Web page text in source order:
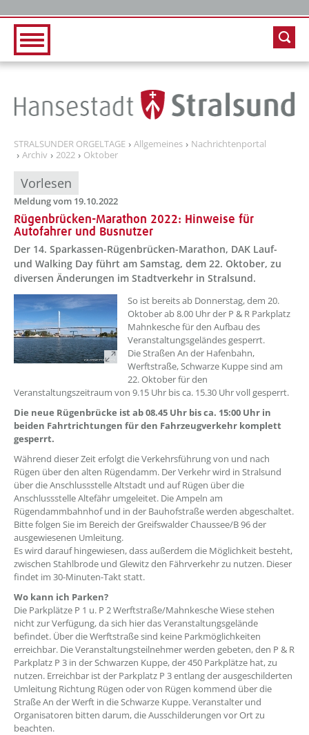
STRALSUNDER ORGELTAGE Allgemeines
Nachrichtenportal
Archiv
2022 Oktober
Vorlesen
Meldung vom 19.10.2022
Rügenbrücken-Marathon 2022: Hinweise für
Autofahrer und Busnutzer
Der 14. Sparkassen-Rügenbrücken-Marathon, DAK Lauf-
und Walking Day führt am Samstag, dem 22. Oktober, zu
diversen Änderungen im Stadtverkehr in Stralsund.
??? absaetzeOben[1]/titel ???
So ist bereits ab Donnerstag, dem 20.
Oktober ab 8.00 Uhr der P & R Parkplatz
Mahnkesche für den Aufbau des
Veranstaltungsgeländes gesperrt.
Die Straßen An der Hafenbahn,
Werftstraße, Schwarze Kuppe sind am
22. Oktober für den
Veranstaltungszeitraum von 9.15 Uhr bis ca. 15.30 Uhr voll gesperrt.
Die neue Rügenbrücke ist ab 08.45 Uhr bis ca. 15:00 Uhr in
beiden Fahrtrichtungen für den Fahrzeugverkehr komplett
gesperrt.
Während dieser Zeit erfolgt die Verkehrsführung von und nach
Rügen über den alten Rügendamm. Der Verkehr wird in Stralsund
über die Anschlussstelle Altstadt und auf Rügen über die
Anschlussstelle Altefähr umgeleitet. Die Ampeln am
Rügendammbahnhof und in der Bauhofstraße werden abgeschaltet.
Bitte folgen Sie im Bereich der Greifswalder Chaussee/B 96 der
ausgewiesenen Umleitung.
Es wird darauf hingewiesen, dass außerdem die Möglichkeit besteht,
zwischen Stahlbrode und Glewitz den Fährverkehr zu nutzen. Dieser
findet im 30-Minuten-Takt statt.
Wo kann ich Parken?
Die Parkplätze P 1 u. P 2 Werftstraße/Mahnkesche Wiese stehen
nicht zur Verfügung, da sich hier das Veranstaltungsgelände
befindet. Über die Werftstraße sind keine Parkmöglichkeiten
erreichbar. Die Veranstaltungsteilnehmer werden gebeten, den P & R
Parkplatz P 3 in der Schwarzen Kuppe, der 450 Parkplätze hat, zu
nutzen. Erreichbar ist der Parkplatz P 3 entlang der ausgeschilderten
Umleitung Richtung Rügen oder von Rügen kommend über die
Straße An der Werft in die Schwarze Kuppe. Veranstalter und
Organisatoren bitten darum, die Ausschilderungen vor Ort zu
beachten.